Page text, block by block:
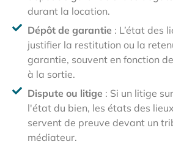
durant la location.
Dépôt de garantie : L’état des
justifier la restitution ou la
garantie, souvent en fonction
à la sortie.
Dispute ou litige : Si un litige
l'état du bien, les états des
servent de preuve devant un
médiateur.